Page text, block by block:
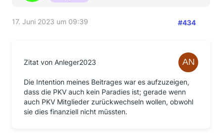
17. Juni 2023 um 09:39 #434
Zitat von Anleger2023
Die Intention meines Beitrages war es aufzuzeigen,
dass die PKV auch kein Paradies ist; gerade wenn
auch PKV Mitglieder zurückwechseln wollen, obwohl
sie dies finanziell nicht müssten.